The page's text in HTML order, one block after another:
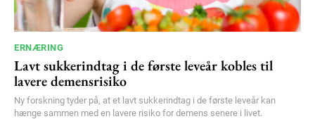
ERNÆRING
Lavt sukkerindtag i de første leveår kobles til
lavere demensrisiko
Ny forskning tyder på, at et lavt sukkerindtag i de første leveår kan
hænge sammen med en lavere risiko for demens senere i livet.